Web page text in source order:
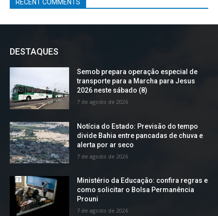
RECENT COMMENTS
DESTAQUES
Semob prepara operação especial de
transporte para a Marcha para Jesus
2026 neste sábado (8)
7 de agosto de 2026
Notícia do Estado: Previsão do tempo
divide Bahia entre pancadas de chuva e
alerta por ar seco
7 de agosto de 2026
Ministério da Educação: confira regras e
como solicitar o Bolsa Permanência
Prouni
7 de agosto de 2026